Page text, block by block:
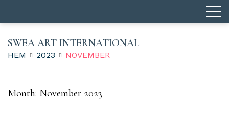
SWEA ART INTERNATIONAL
HEM 2023 NOVEMBER
Month: November 2023